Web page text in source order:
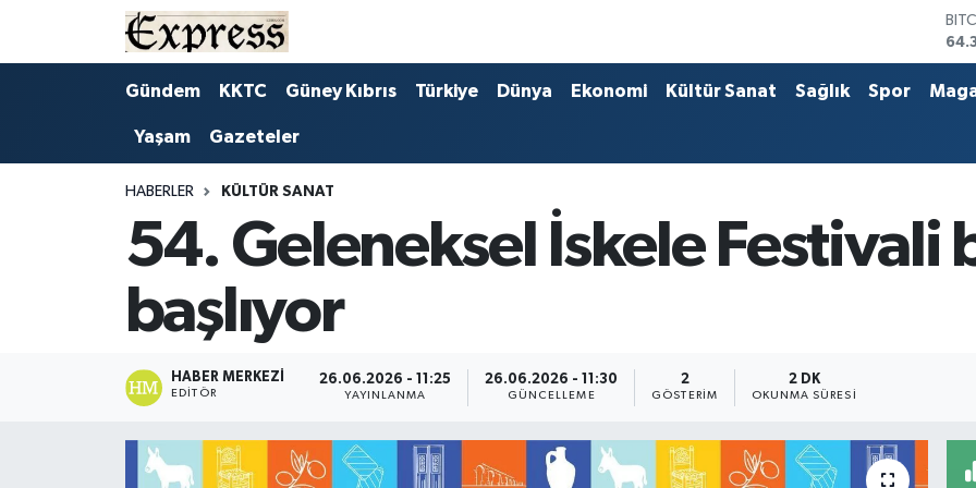
Gündem KKTC Güney Kıbrıs Türkiye Dünya Ekonomi Kültür Sanat Sağlık Spor
Yaşam Gazeteler
HABERLER KÜLTÜR SANAT
54. Geleneksel İskele Festivali
başlıyor
HABER MERKEZI
EDITÖR
26.06.2026 - 11:25
YAYINLANMA
26.06.2026 - 11:30
GÜNCELLEME
2
GÖSTERIM
2 DK
OKUNMA SÜRESI
ALAYKÖY
ALSANCAK
ÇATALKÖY
Hava Durumu
Trafik Durumu
Süper Lig Puan Durumu ve Fikstür
Tüm Manşetler
Son Dakika Haberleri